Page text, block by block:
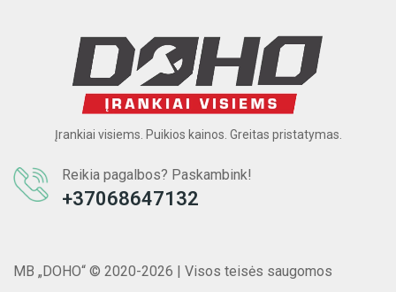
Įrankiai visiems. Puikios kainos. Greitas pristatymas.
Reikia pagalbos? Paskambink!
+37068647132
MB „DOHO“ © 2020-2026 | Visos teisės saugomos